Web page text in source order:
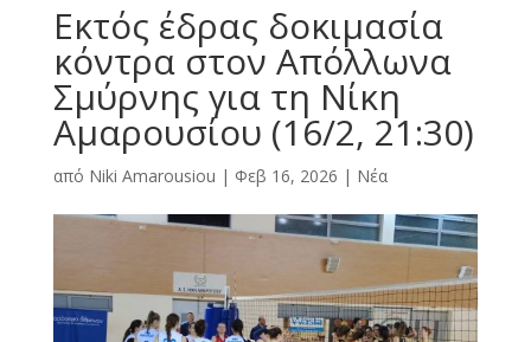
Εκτός έδρας δοκιμασία
κόντρα στον Απόλλωνα
Σμύρνης για τη Νίκη
Αμαρουσίου (16/2, 21:30)
από Niki Amarousiou | Φεβ 16, 2026 | Νέα